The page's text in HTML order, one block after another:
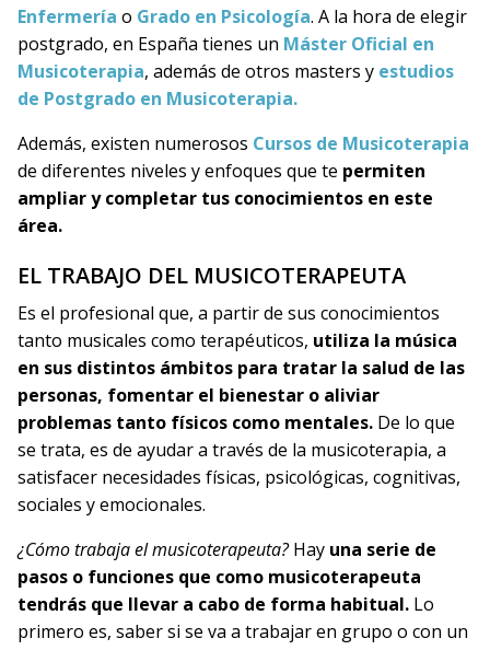
Enfermería o Grado en Psicología. A la hora de elegir
postgrado, en España tienes un Máster Oficial en
Musicoterapia, además de otros masters y estudios
de Postgrado en Musicoterapia.
Además, existen numerosos Cursos de Musicoterapia
de diferentes niveles y enfoques que te permiten
ampliar y completar tus conocimientos en este
área.
EL TRABAJO DEL MUSICOTERAPEUTA
Es el profesional que, a partir de sus conocimientos
tanto musicales como terapéuticos, utiliza la música
en sus distintos ámbitos para tratar la salud de las
personas, fomentar el bienestar o aliviar
problemas tanto físicos como mentales. De lo que
se trata, es de ayudar a través de la musicoterapia, a
satisfacer necesidades físicas, psicológicas, cognitivas,
sociales y emocionales.
¿Cómo trabaja el musicoterapeuta?Hay una serie de
pasos o funciones que como musicoterapeuta
tendrás que llevar a cabo de forma habitual. Lo
primero es, saber si se va a trabajar en grupo o con un